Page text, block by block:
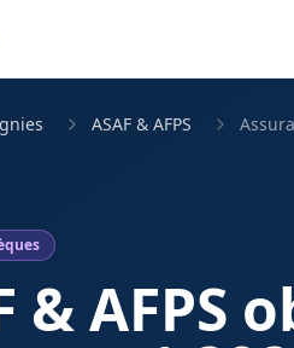
ASAF & AFPS
& AFPS